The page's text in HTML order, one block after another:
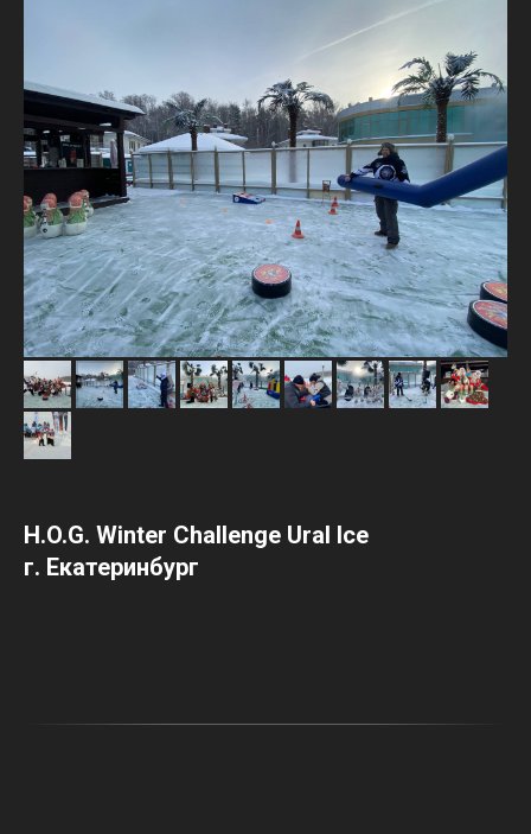
H.O.G. Winter Challenge Ural Ice
г. Екатеринбург